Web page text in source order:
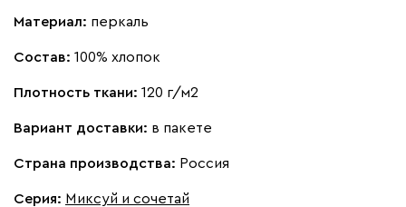
Материал: перкаль
Состав: 100% хлопок
Плотность ткани: 120 г/м2
Вариант доставки: в пакете
Страна производства: Россия
Серия: Миксуй и сочетай